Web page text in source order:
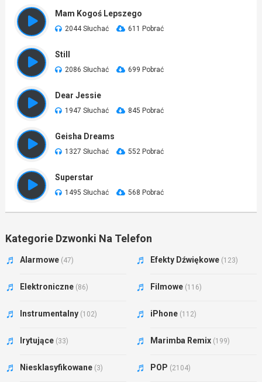
Mam Kogoś Lepszego
2044 Słuchać 611 Pobrać
Still
2086 Słuchać 699 Pobrać
Dear Jessie
1947 Słuchać 845 Pobrać
Geisha Dreams
1327 Słuchać 552 Pobrać
Superstar
1495 Słuchać 568 Pobrać
Kategorie Dzwonki Na Telefon
Alarmowe (47) Efekty Dźwiękowe (123)
Elektroniczne (86) Filmowe (116)
Instrumentalny (102) iPhone (112)
Irytujące (33) Marimba Remix (199)
Niesklasyfikowane (3) POP (2104)